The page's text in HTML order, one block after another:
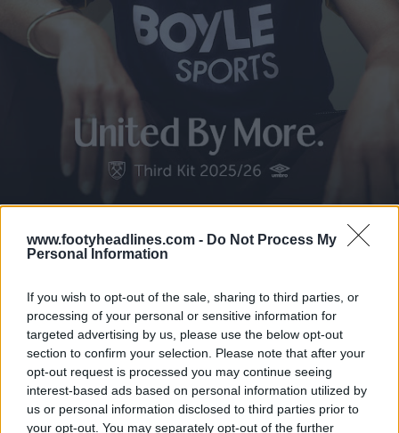
www.footyheadlines.com - Do Not Process My
Personal Information
If you wish to opt-out of the sale, sharing to third parties, or
processing of your personal or sensitive information for
targeted advertising by us, please use the below opt-out
section to confirm your selection. Please note that after your
opt-out request is processed you may continue seeing
interest-based ads based on personal information utilized by
us or personal information disclosed to third parties prior to
your opt-out. You may separately opt-out of the further